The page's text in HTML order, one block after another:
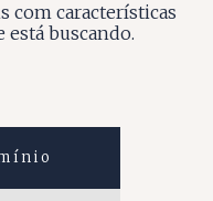
com características
está buscando.